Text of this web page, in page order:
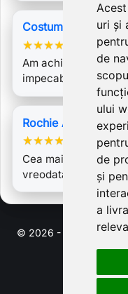
uri și
de
ului
de
și
a
Costum Carmen 2
★★★★
Am achiziționat
impecabil. Îl iubesc
Rochie Antonia 3
★★★★
Cea mai frumoasa
vreodata!
© 2026 - Software